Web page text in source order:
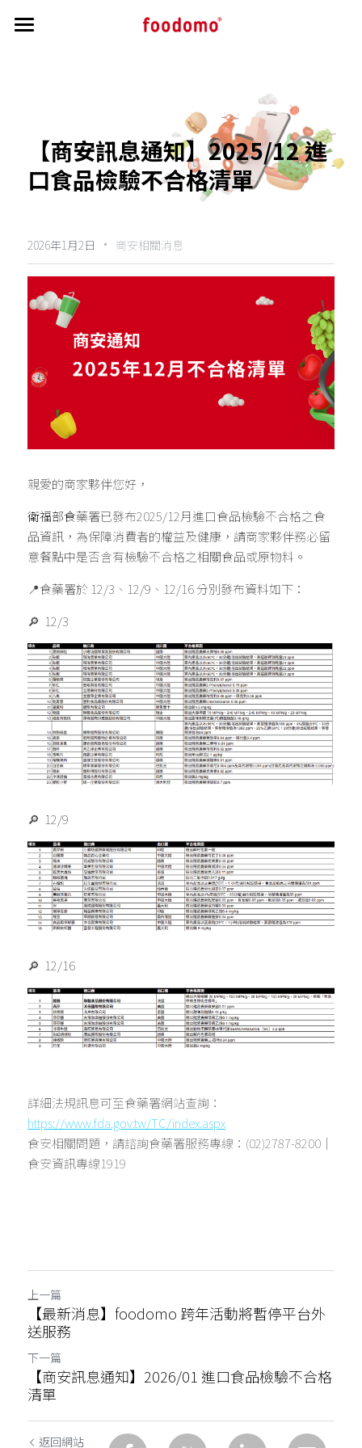
接單操作教學
菜單審核
主視覺照說明
營業狀態與公休調整
行銷秘訣
帳務相關資訊
負責人 / 財務資訊修改
公告區
商家洗錢防制驗證
實質受益人資訊
個人資料保護條文
【商安訊息通知】2025/12 進
口食品檢驗不合格清單
2026年1月2日 · 商安相關消息
親愛的商家夥伴您好，
衛福部食藥署已發布2025/12月進口食品檢驗不合格之食
品資訊，為保障消費者的權益及健康，請商家夥伴務必留
意餐點中是否含有檢驗不合格之相關食品或原物料。
📍食藥署於 12/3、12/9、12/16 分別發布資料如下：
🔎  12/3
🔎  12/9
🔎  12/16
詳細法規訊息可至食藥署網站查詢：
https://www.fda.gov.tw/TC/index.aspx
食安相關問題，請諮詢食藥署服務專線：(02)2787-8200｜
食安資訊專線1919
上一篇
【最新消息】foodomo 跨年活動將暫停平台外
送服務
下一篇
【商安訊息通知】2026/01 進口食品檢驗不合格
清單
返回網站